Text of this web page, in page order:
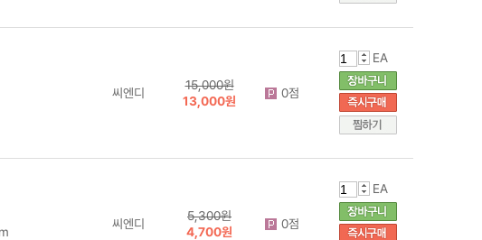
씨엔디
15,000원
13,000원
0점
EA
씨엔디
5,300원
4,700원
0점
EA